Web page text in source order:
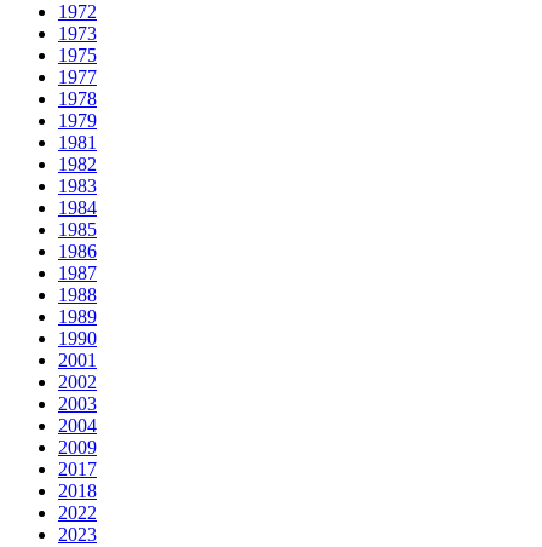
1972
1973
1975
1977
1978
1979
1981
1982
1983
1984
1985
1986
1987
1988
1989
1990
2001
2002
2003
2004
2009
2017
2018
2022
2023